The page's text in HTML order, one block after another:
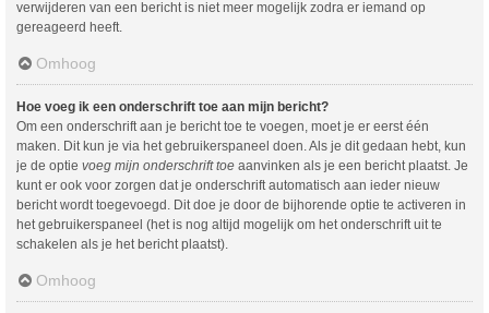
verwijderen van een bericht is niet meer mogelijk zodra er iemand op
gereageerd heeft.
Omhoog
Hoe voeg ik een onderschrift toe aan mijn bericht?
Om een onderschrift aan je bericht toe te voegen, moet je er eerst één
maken. Dit kun je via het gebruikerspaneel doen. Als je dit gedaan hebt, kun
je de optie voeg mijn onderschrift toe aanvinken als je een bericht plaatst. Je
kunt er ook voor zorgen dat je onderschrift automatisch aan ieder nieuw
bericht wordt toegevoegd. Dit doe je door de bijhorende optie te activeren in
het gebruikerspaneel (het is nog altijd mogelijk om het onderschrift uit te
schakelen als je het bericht plaatst).
Omhoog